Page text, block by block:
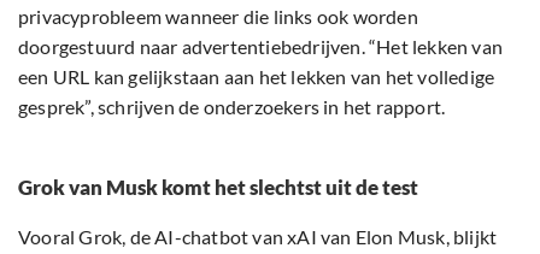
privacyprobleem wanneer die links ook worden
doorgestuurd naar advertentiebedrijven. “Het lekken van
een URL kan gelijkstaan aan het lekken van het volledige
gesprek”, schrijven de onderzoekers in het rapport.
Grok van Musk komt het slechtst uit de test
Vooral Grok, de AI-chatbot van xAI van Elon Musk, blijkt